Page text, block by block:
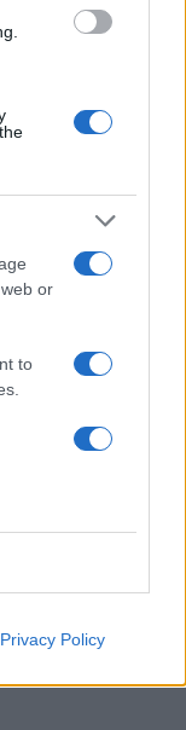
or
to
Privacy Policy
και η